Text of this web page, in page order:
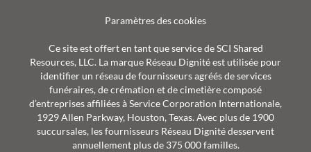
Paramètres des cookies
Ce site est offert en tant que service de SCI Shared
Resources, LLC. La marque Réseau Dignité est utilisée pour
identifier un réseau de fournisseurs agréés de services
funéraires, de crémation et de cimetière composé
d’entreprises affiliées à Service Corporation Internationale,
1929 Allen Parkway, Houston, Texas. Avec plus de 1900
succursales, les fournisseurs Réseau Dignité desservent
annuellement plus de 375 000 familles.